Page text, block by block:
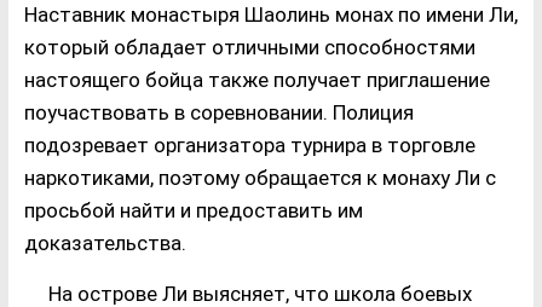
Наставник монастыря Шаолинь монах по имени Ли,
который обладает отличными способностями
настоящего бойца также получает приглашение
поучаствовать в соревновании. Полиция
подозревает организатора турнира в торговле
наркотиками, поэтому обращается к монаху Ли с
просьбой найти и предоставить им
доказательства.
На острове Ли выясняет, что школа боевых